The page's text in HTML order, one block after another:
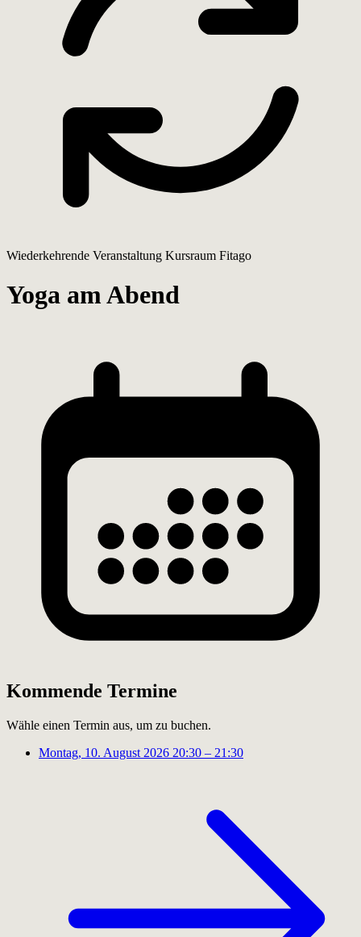
Wiederkehrende Veranstaltung Kursraum Fitago
Yoga am Abend
Kommende Termine
Wähle einen Termin aus, um zu buchen.
Montag, 10. August 2026 20:30 – 21:30